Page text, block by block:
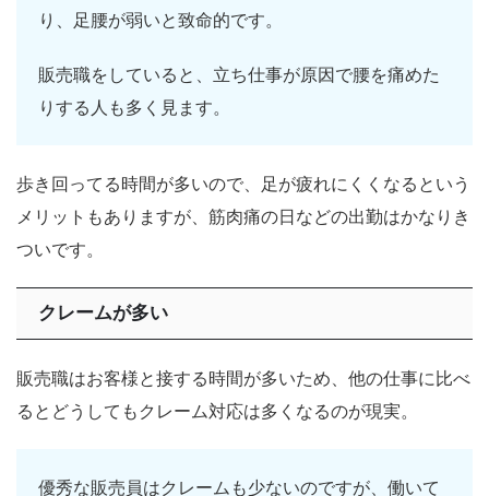
り、足腰が弱いと致命的です。
販売職をしていると、立ち仕事が原因で腰を痛めた
りする人も多く見ます。
歩き回ってる時間が多いので、足が疲れにくくなるという
メリットもありますが、筋肉痛の日などの出勤はかなりき
ついです。
クレームが多い
販売職はお客様と接する時間が多いため、他の仕事に比べ
るとどうしてもクレーム対応は多くなるのが現実。
優秀な販売員はクレームも少ないのですが、働いて